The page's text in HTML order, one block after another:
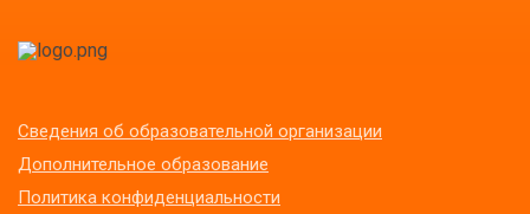
Сведения об образовательной организации
Дополнительное образование
Политика конфиденциальности